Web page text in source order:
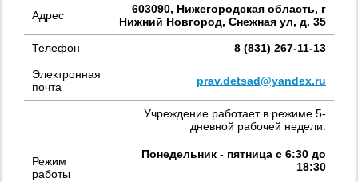
Адрес
603090, Нижегородская область, г
Нижний Новгород, Снежная ул, д. 35
Телефон 8 (831) 267-11-13
Электронная
почта
prav.detsad@yandex.ru
Режим
работы
Учреждение работает в режиме 5-
дневной рабочей недели.
Понедельник - пятница с 6:30 до
18:30